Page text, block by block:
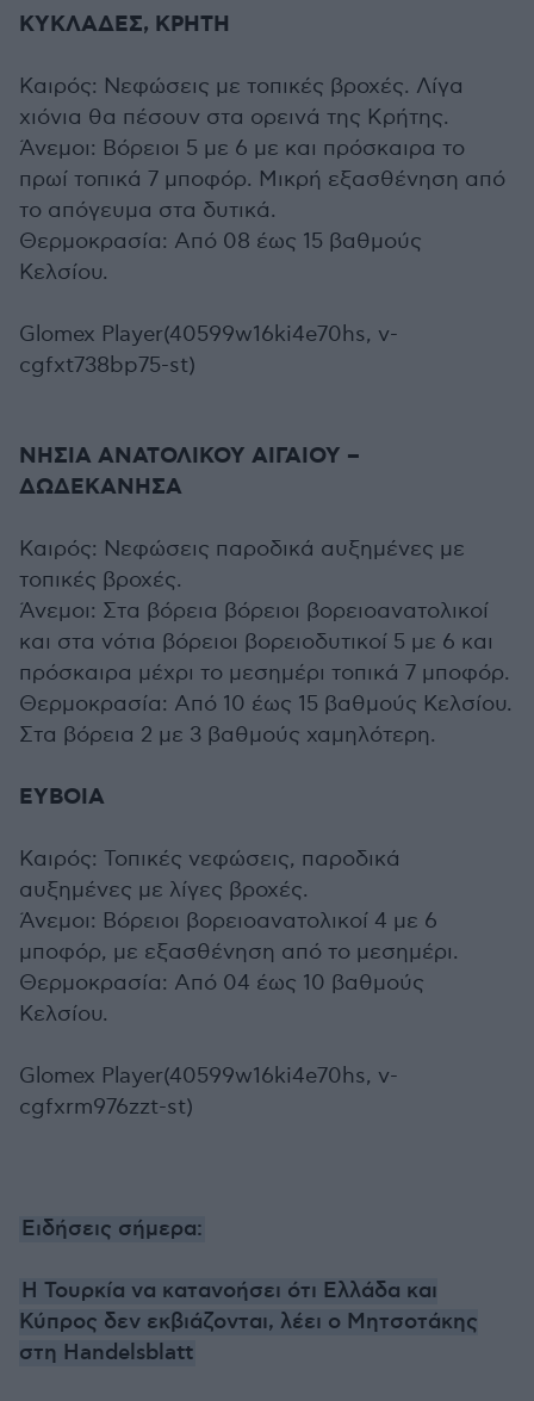
ΚΥΚΛΑΔΕΣ, ΚΡΗΤΗ
Καιρός: Νεφώσεις με τοπικές βροχές. Λίγα
χιόνια θα πέσουν στα ορεινά της Κρήτης.
Άνεμοι: Βόρειοι 5 με 6 με και πρόσκαιρα το
πρωί τοπικά 7 μποφόρ. Μικρή εξασθένηση από
το απόγευμα στα δυτικά.
Θερμοκρασία: Από 08 έως 15 βαθμούς
Κελσίου.
Glomex Player(40599w16ki4e70hs, v-
cgfxt738bp75-st)
ΝΗΣΙΑ ΑΝΑΤΟΛΙΚΟΥ ΑΙΓΑΙΟΥ –
ΔΩΔΕΚΑΝΗΣΑ
Καιρός: Νεφώσεις παροδικά αυξημένες με
τοπικές βροχές.
Άνεμοι: Στα βόρεια βόρειοι βορειοανατολικοί
και στα νότια βόρειοι βορειοδυτικοί 5 με 6 και
πρόσκαιρα μέχρι το μεσημέρι τοπικά 7 μποφόρ.
Θερμοκρασία: Από 10 έως 15 βαθμούς Κελσίου.
Στα βόρεια 2 με 3 βαθμούς χαμηλότερη.
ΕΥΒΟΙΑ
Καιρός: Τοπικές νεφώσεις, παροδικά
αυξημένες με λίγες βροχές.
Άνεμοι: Βόρειοι βορειοανατολικοί 4 με 6
μποφόρ, με εξασθένηση από το μεσημέρι.
Θερμοκρασία: Από 04 έως 10 βαθμούς
Κελσίου.
Glomex Player(40599w16ki4e70hs, v-
cgfxrm976zzt-st)
Ειδήσεις σήμερα:
Η Τουρκία να κατανοήσει ότι Ελλάδα και
Κύπρος δεν εκβιάζονται, λέει ο Μητσοτάκης
στη Handelsblatt